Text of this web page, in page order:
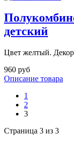
детский
Цвет желтый.
960 руб
Описание товара
1
2
3
Страница 3 из 3